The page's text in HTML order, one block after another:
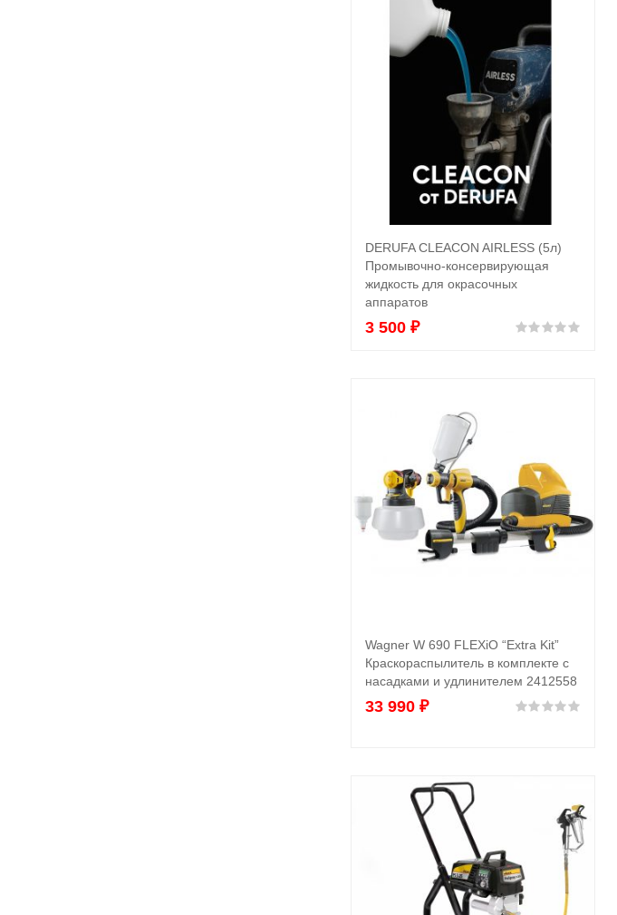
Выбрать ...
DERUFA CLEACON AIRLESS (5л)
Промывочно-консервирующая
жидкость для окрасочных
аппаратов
3 500 ₽
В корзину
Wagner W 690 FLEXiO “Extra Kit”
Краскораспылитель в комплекте с
насадками и удлинителем 2412558
33 990 ₽